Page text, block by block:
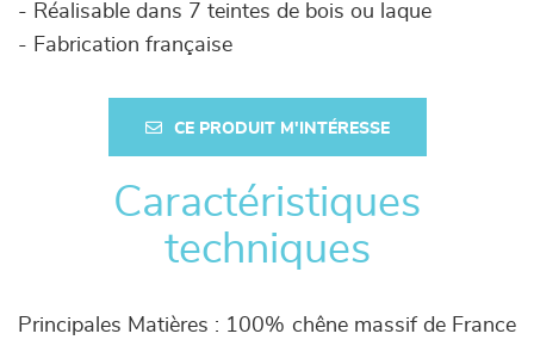
- Réalisable dans 7 teintes de bois ou laque
- Fabrication française
CE PRODUIT M'INTÉRESSE
Caractéristiques
techniques
Principales Matières : 100% chêne massif de France